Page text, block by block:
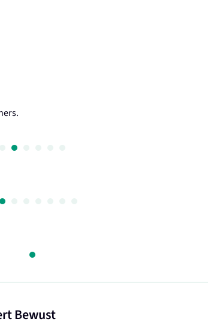
Bewust